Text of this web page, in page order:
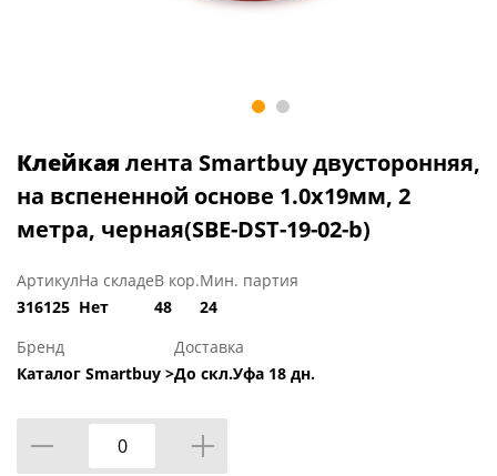
Клейкая лента Smartbuy двусторонняя,
на вспененной основе 1.0х19мм, 2
метра, черная(SBE-DST-19-02-b)
Артикул
316125
На складе
Нет
В кор.
48
Мин. партия
24
Бренд
Каталог Smartbuy >
Доставка
До скл.Уфа 18 дн.